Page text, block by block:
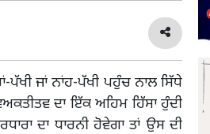
ਪੱਖੀ ਜਾਂ ਨਾਂਹ-ਪੱਖੀ ਪਹੁੰਚ ਨਾਲ ਸਿੱਧੇ
ਦਾ ਇੱਕ ਅਹਿਮ ਹਿੱਸਾ ਹੁੰਦੀ
ਦਾ ਧਾਰਨੀ ਹੋਵੇਗਾ ਤਾਂ ਉਸ ਦੀ